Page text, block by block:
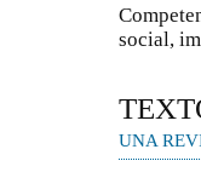
social,
UNA